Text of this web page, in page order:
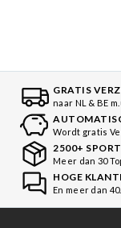
GRATIS
naar NL & BE
Wordt gratis
2500+
Meer dan 30
HOGE
En meer dan